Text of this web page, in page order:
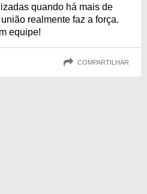
quando há mais de
realmente faz a força.
equipe!
COMPARTILHAR